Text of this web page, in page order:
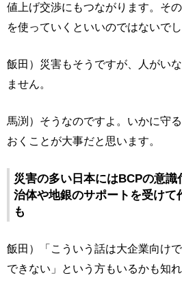
値上げ交渉にもつながります。そ
を使っていくといいのではないでし
飯田）災害もそうですが、人がい
ません。
馬渕）そうなのですよ。いかに守
おくことが大事だと思います。
災害の多い日本にはBCPの意
治体や地銀のサポートを受けて
も
飯田）「こういう話は大企業向け
できない」という方もいるかも知